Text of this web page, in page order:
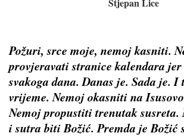
Stjepan Lice
Požuri, srce moje, nemoj kasniti.
provjeravati stranice kalendara jer
svakoga dana. Danas je. Sada je. I
vrijeme. Nemoj okasniti na
Nemoj propustiti trenutak susreta.
i sutra biti Božić. Premda je Božić